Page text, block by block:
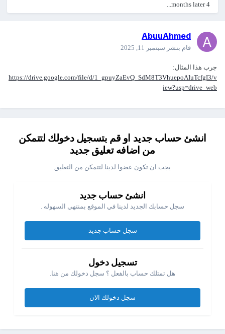
4 months later...
AbuuAhmed
قام بنشر سبتمبر 11, 2025
جرب هذا المثال:
https://drive.google.com/file/d/1_gpuyZaEvQ_SdM8T3VhuepoAIuTcfgI3/v
iew?usp=drive_web
انشئ حساب جديد او قم بتسجيل دخولك لتتمكن
من اضافه تعليق جديد
يجب ان تكون عضوا لدينا لتتمكن من التعليق
انشئ حساب جديد
سجل حسابك الجديد لدينا في الموقع بمنتهي السهوله .
سجل حساب جديد
تسجيل دخول
هل تمتلك حساب بالفعل ؟ سجل دخولك من هنا.
سجل دخولك الان